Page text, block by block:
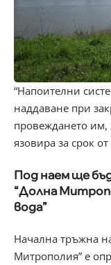
“Напоителни
наддаване при
провеждането им,
язовира за срок
Под наем ще
“Долна
вода”
Начална тръжна
Митрополия” е